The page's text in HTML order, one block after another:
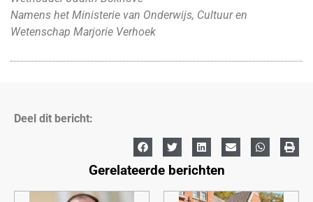
Namens het Ministerie van Onderwijs, Cultuur en
Wetenschap Marjorie Verhoek
Deel dit bericht:
Gerelateerde berichten